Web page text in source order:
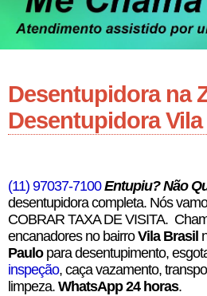
Desentupidora na
Desentupidora Vila
(11) 97037-7100Entupiu? Não
desentupidora completa. Nós
COBRAR TAXA DE VISITA.
encanadores no bairroVila Brasil
Paulopara desentupimento,
inspeção, caça vazamento,
limpeza. WhatsApp 24 horas.